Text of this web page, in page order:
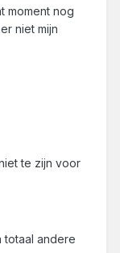
moment nog
niet mijn
te zijn voor
totaal andere